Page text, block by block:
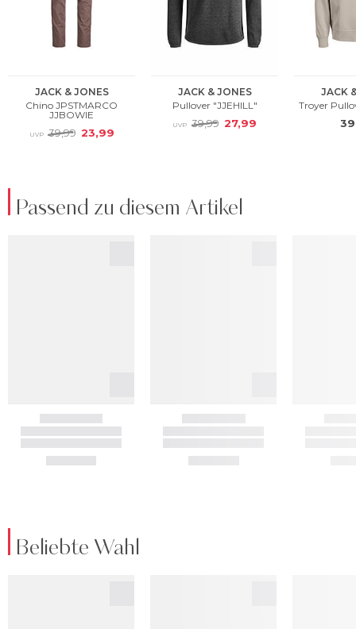
Passend zu diesem Artikel
Beliebte Wahl